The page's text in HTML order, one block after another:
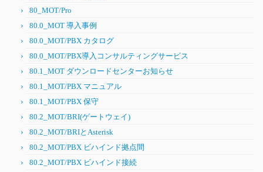
80_MOT/Pro
80.0_MOT 導入事例
80.0_MOT/PBX カタログ
80.0_MOT/PBX導入コンサルティングサービス
80.1_MOT ダウンロードセンターお知らせ
80.1_MOT/PBX マニュアル
80.1_MOT/PBX 保守
80.2_MOT/BRI(ゲートウェイ)
80.2_MOT/BRIとAsterisk
80.2_MOT/PBX ビハインド拠点間
80.2_MOT/PBX ビハインド接続